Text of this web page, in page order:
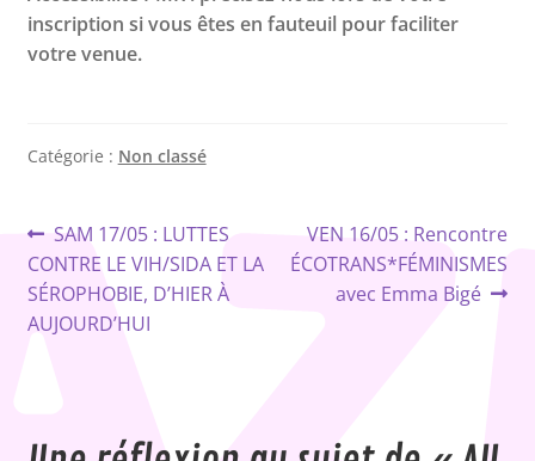
inscription si vous êtes en fauteuil pour faciliter
votre venue.
Catégorie : Non classé
Navigation
de
l’article
Article
précédent :
SAM 17/05 : LUTTES
CONTRE LE VIH/SIDA ET LA
SÉROPHOBIE, D’HIER À
AUJOURD’HUI
Article
suivant :
VEN 16/05 : Rencontre
ÉCOTRANS*FÉMINISMES
avec Emma Bigé